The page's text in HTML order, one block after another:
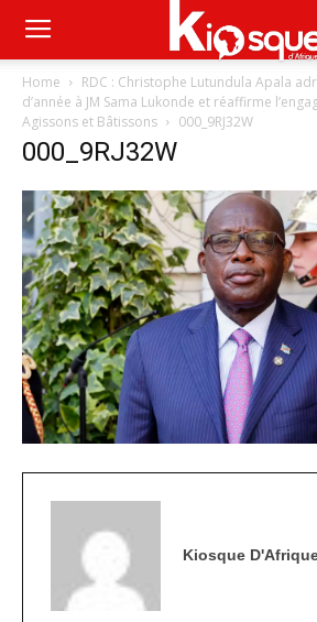
Home
RDC : Christophe Lutundula Apala
d’année à JM Sama Lukonde et réaffirme
Agissons et Bâtissons
000_9RJ32W
000_9RJ32W
Kiosque